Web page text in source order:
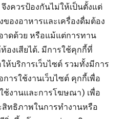
งควรป้องกันไม่ให้เป็นตั้งแต่
ของอาหารและเครื่องดื่มต้อง
าดด้วย หรือแม้แต่การทาน
องเสียได้. มีการใช้คุกกี้ที่
ห้บริการเว็บไซต์ รวมทั้งมีการ
ารใช้งานเว็บไซต์ คุกกี้เพื่อ
ช้งานและการโฆษณา) เพื่อ
สิทธิภาพในการทำงานหรือ